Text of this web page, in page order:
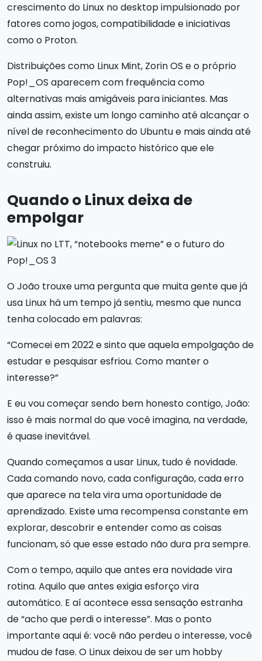
crescimento do Linux no desktop impulsionado por
fatores como jogos, compatibilidade e iniciativas
como o Proton.
Distribuições como Linux Mint, Zorin OS e o próprio
Pop!_OS aparecem com frequência como
alternativas mais amigáveis para iniciantes. Mas
ainda assim, existe um longo caminho até alcançar o
nível de reconhecimento do Ubuntu e mais ainda até
chegar próximo do impacto histórico que ele
construiu.
Quando o Linux deixa de
empolgar
O João trouxe uma pergunta que muita gente que já
usa Linux há um tempo já sentiu, mesmo que nunca
tenha colocado em palavras:
“Comecei em 2022 e sinto que aquela empolgação de
estudar e pesquisar esfriou. Como manter o
interesse?”
E eu vou começar sendo bem honesto contigo, João:
isso é mais normal do que você imagina, na verdade,
é quase inevitável.
Quando começamos a usar Linux, tudo é novidade.
Cada comando novo, cada configuração, cada erro
que aparece na tela vira uma oportunidade de
aprendizado. Existe uma recompensa constante em
explorar, descobrir e entender como as coisas
funcionam, só que esse estado não dura pra sempre.
Com o tempo, aquilo que antes era novidade vira
rotina. Aquilo que antes exigia esforço vira
automático. E aí acontece essa sensação estranha
de “acho que perdi o interesse”. Mas o ponto
importante aqui é: você não perdeu o interesse, você
mudou de fase. O Linux deixou de ser um hobby